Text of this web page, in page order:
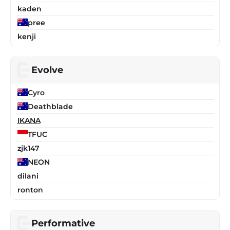
kaden
pree
kenji
Evolve
Cyro
Deathblade
IKANA
TFUC
zjk147
NEON
dilani
ronton
Performative